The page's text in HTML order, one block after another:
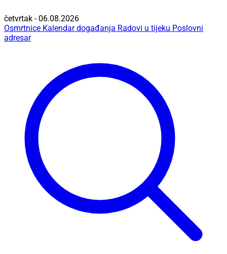
četvrtak - 06.08.2026
Osmrtnice Kalendar događanja Radovi u tijeku Poslovni
adresar